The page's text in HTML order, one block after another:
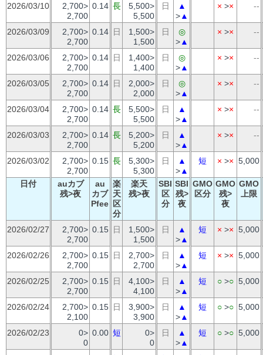
2026/03/10
2,700>
2,700
0.14 長
5,500>
5,500
日
▲
>▲
× >× --
2026/03/09
2,700>
2,700
0.14 日
1,500>
1,500
日
◎
>▲
× >× --
2026/03/06
2,700>
2,700
0.14 日
1,400>
1,400
日
◎
>▲
× >× --
2026/03/05
2,700>
2,700
0.14 日
2,000>
2,000
日
◎
>▲
× >× --
2026/03/04
2,700>
2,700
0.14 長
5,500>
5,500
日
▲
>▲
× >× --
2026/03/03
2,700>
2,700
0.14 長
5,200>
5,200
日
▲
>▲
× >× --
2026/03/02
2,700>
2,700
0.15 長
5,300>
5,300
日
▲
>▲
短 × >× 5,000
日付
auカブ
残>夜
au
カブ
Pfee
楽
天
区
分
楽天
残>夜
SBI
区
分
SBI
残>
夜
GMO
区分
GMO
残>
夜
GMO
上限
2026/02/27
2,700>
2,700
0.15 日
1,500>
1,500
日
▲
>▲
短 × >× 5,000
2026/02/26
2,700>
2,700
0.15 日
2,700>
2,700
日
▲
>▲
短 × >× 5,000
2026/02/25
2,700>
2,700
0.15 日
4,100>
4,100
日
▲
>▲
短 ○ >○ 5,000
2026/02/24
2,700>
2,100
0.15 日
3,900>
3,900
日
▲
>▲
短 ○ >○ 5,000
2026/02/23
0>
0
0.00 短
0>
0
日
▲
>▲
短 ○ >○ 5,000